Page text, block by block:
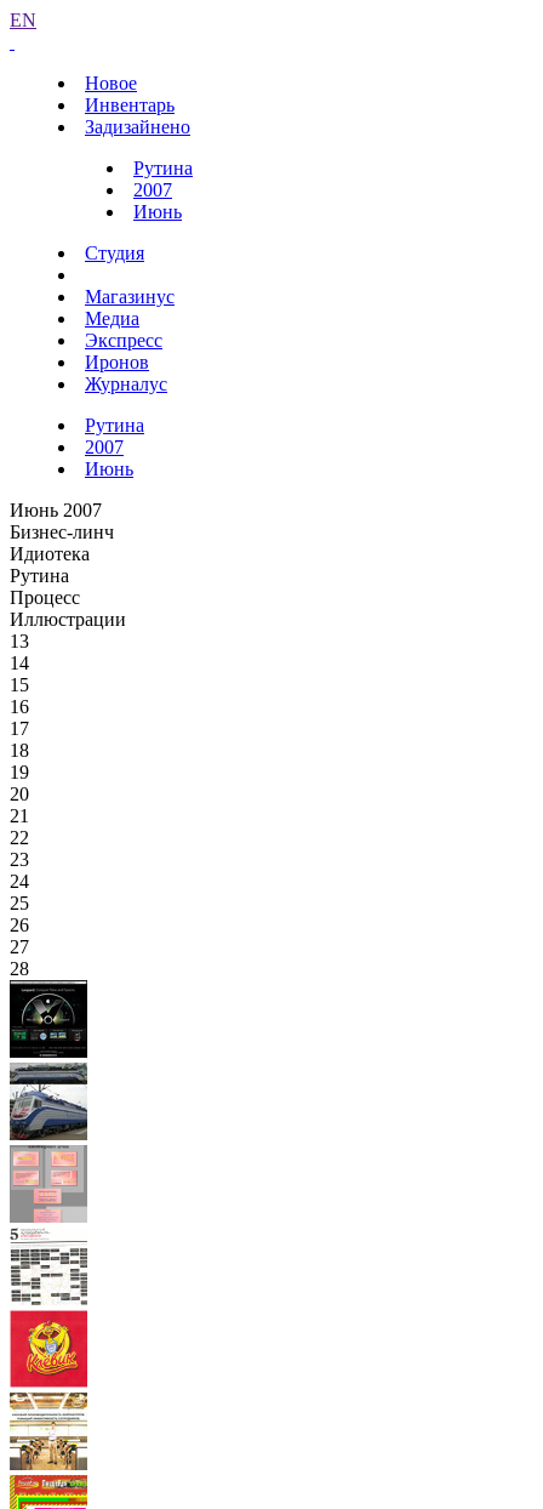
EN
Новое
Инвентарь
Задизайнено
Рутина
2007
Июнь
Студия
Магазинус
Медиа
Экспресс
Иронов
Журналус
Рутина
2007
Июнь
Июнь 2007
Бизнес-линч
Идиотека
Рутина
Процесс
Иллюстрации
13
14
15
16
17
18
19
20
21
22
23
24
25
26
27
28